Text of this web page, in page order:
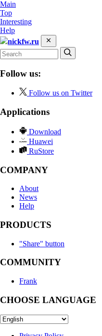
Main
Top
Interesting
Help
nickfw.ru
Follow us:
Follow us on Twitter
Applications
Download
Huawei
RuStore
COMPANY
About
News
Help
PRODUCTS
"Share" button
COMMUNITY
Frank
CHOOSE LANGUAGE